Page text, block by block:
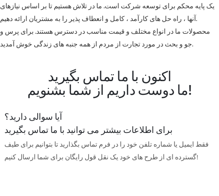
یک پایه محکم برای توسعه شرکت است. ما در تلاش هستیم تا بر اساس نیازهای
آنها ، راه حل های کارآمد ، کامل و انعطاف پذیر را به مشتریان ارائه دهیم.
محصولات ما در انواع مختلف و قیمت مناسب در دسترس هستند. برای پرس و
جو و بحث در مورد تجارت از مردم از همه جنبه های زندگی خوش آمدید.
اکنون با ما تماس بگیرید
ما دوست داریم از شما بشنویم!
آیا سوالی دارید؟
برای اطلاعات بیشتر می توانید با ما تماس بگیرید
فقط ایمیل یا شماره تلفن خود را در فرم تماس بگذارید تا بتوانیم برای طیف
گسترده ای از طرح های خود یک نقل قول رایگان برای شما ارسال کنیم!